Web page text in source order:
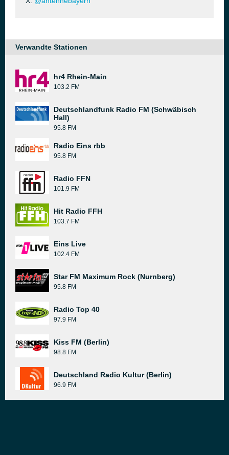
Verwandte Stationen
hr4 Rhein-Main
103.2 FM
Deutschlandfunk Radio FM (Schwäbisch
Hall)
95.8 FM
Radio Eins rbb
95.8 FM
Radio FFN
101.9 FM
Hit Radio FFH
103.7 FM
Eins Live
102.4 FM
Star FM Maximum Rock (Nurnberg)
95.8 FM
Radio Top 40
97.9 FM
Kiss FM (Berlin)
98.8 FM
Deutschland Radio Kultur (Berlin)
96.9 FM